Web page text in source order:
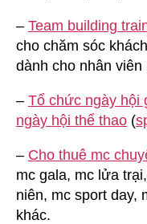
– Team building
cho chăm sóc
dành cho nhân
– Tổ chức ngày hội
ngày hội thể thao (
– Cho thuê mc
mc gala, mc lửa
niên, mc sport day,
khác.